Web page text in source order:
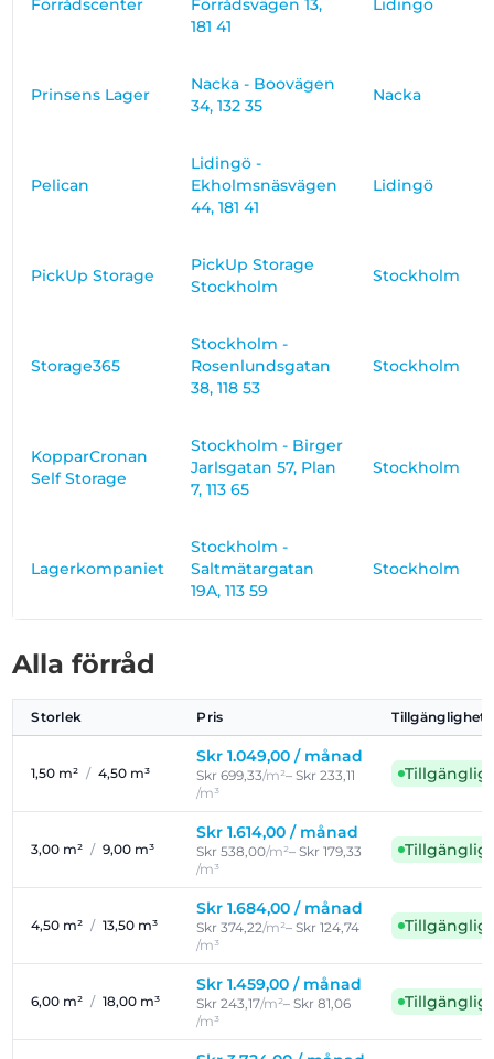
Förrådscenter
Förrådsvägen 13,
181 41
Lidingö
Prinsens Lager
Nacka - Boovägen
34, 132 35
Nacka
Pelican
Lidingö -
Ekholmsnäsvägen
44, 181 41
Lidingö
PickUp Storage
PickUp Storage
Stockholm
Stockholm
Storage365
Stockholm -
Rosenlundsgatan
38, 118 53
Stockholm
KopparCronan
Self Storage
Stockholm - Birger
Jarlsgatan 57, Plan
7, 113 65
Stockholm
Lagerkompaniet
Stockholm -
Saltmätargatan
19A, 113 59
Stockholm
Alla förråd
Storlek Pris Tillgänglighet
1,50 m² / 4,50 m³
Skr 1.049,00 / månad
Skr 699,33/m²– Skr 233,11
/m³
Tillgänglig
3,00 m² / 9,00 m³
Skr 1.614,00 / månad
Skr 538,00/m²– Skr 179,33
/m³
Tillgänglig
4,50 m² / 13,50 m³
Skr 1.684,00 / månad
Skr 374,22/m²– Skr 124,74
/m³
Tillgänglig
6,00 m² / 18,00 m³
Skr 1.459,00 / månad
Skr 243,17/m²– Skr 81,06
/m³
Tillgänglig